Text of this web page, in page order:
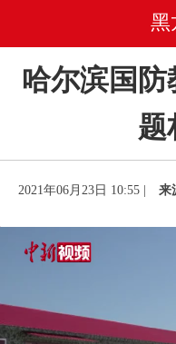
黑
哈尔滨国
题
2021年06月23日 10:55 | 来